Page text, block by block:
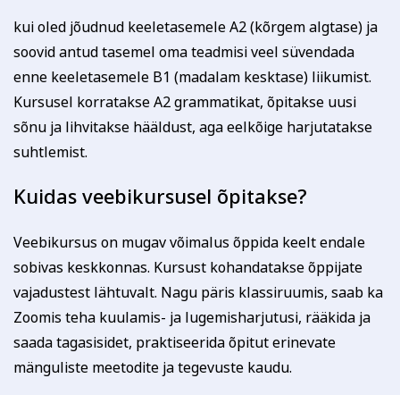
Kodu ja köök Aiandus ja lilleseade
kui oled jõudnud keeletasemele A2 (kõrgem algtase) ja
soovid antud tasemel oma teadmisi veel süvendada
enne keeletasemele B1 (madalam kesktase) liikumist.
Kursusel korratakse A2 grammatikat, õpitakse uusi
sõnu ja lihvitakse hääldust, aga eelkõige harjutatakse
suhtlemist.
Kuidas veebikursusel õpitakse?
Veebikursus on mugav võimalus õppida keelt endale
sobivas keskkonnas. Kursust kohandatakse õppijate
vajadustest lähtuvalt. Nagu päris klassiruumis, saab ka
Zoomis teha kuulamis- ja lugemisharjutusi, rääkida ja
saada tagasisidet, praktiseerida õpitut erinevate
mänguliste meetodite ja tegevuste kaudu.
Tasun ise
Tasub teine isik
Tasub muu asutus
(Nt ettevõte, omavalitsus vm)
Koolitusel osalemiseks tuleb õppetasu tasuda arvel
registreerumise kinnitusega (reeglina on tähtaeg kaks
nädalat enne koolituse algust). Kokkuleppel
koolitussekretäriga ja koolituslepingu sõlmimisega on
võimalik tasuda osade kaupa.
Koolitusest loobumise korral palume sellest Tartu
Rahvaülikooli töötajat viivitamatult teavitada.
Loobumisest mitte teavitamisel või loobumisel vähem
kui kaks tööpäeva enne koolituse algust või kui koolitus